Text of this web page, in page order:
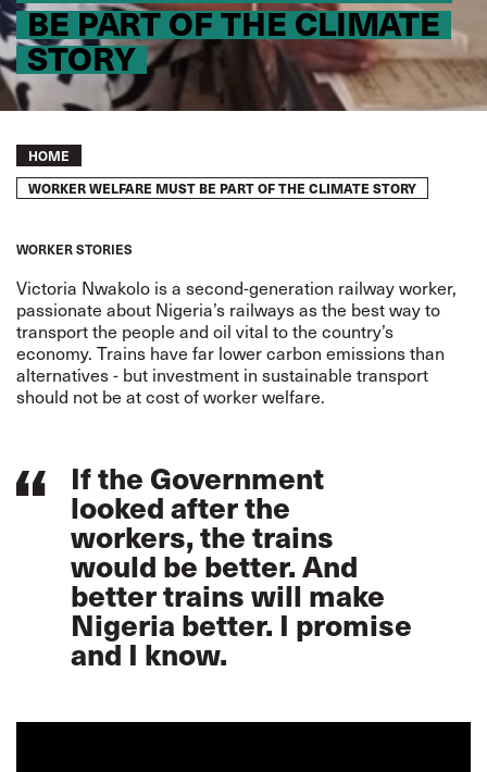
BE PART OF THE CLIMATE
STORY
Breadcrumb
HOME
WORKER WELFARE MUST BE PART OF THE CLIMATE STORY
WORKER STORIES
Victoria Nwakolo is a second-generation railway worker,
passionate about Nigeria’s railways as the best way to
transport the people and oil vital to the country’s
economy. Trains have far lower carbon emissions than
alternatives - but investment in sustainable transport
should not be at cost of worker welfare.
If the Government
looked after the
workers, the trains
would be better. And
better trains will make
Nigeria better. I promise
and I know.